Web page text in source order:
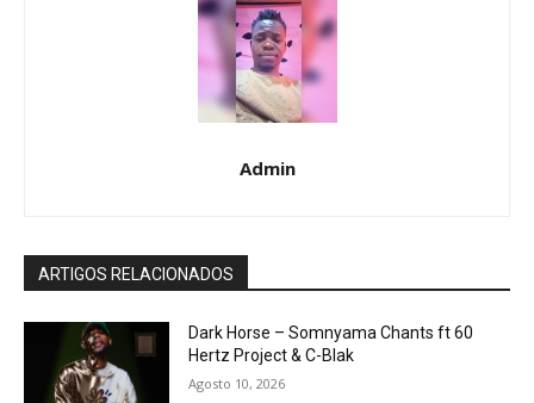
Admin
ARTIGOS RELACIONADOS
Dark Horse – Somnyama Chants ft 60
Hertz Project & C-Blak
Agosto 10, 2026